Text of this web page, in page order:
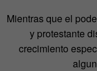
Mientras que el
y protestante
crecimiento